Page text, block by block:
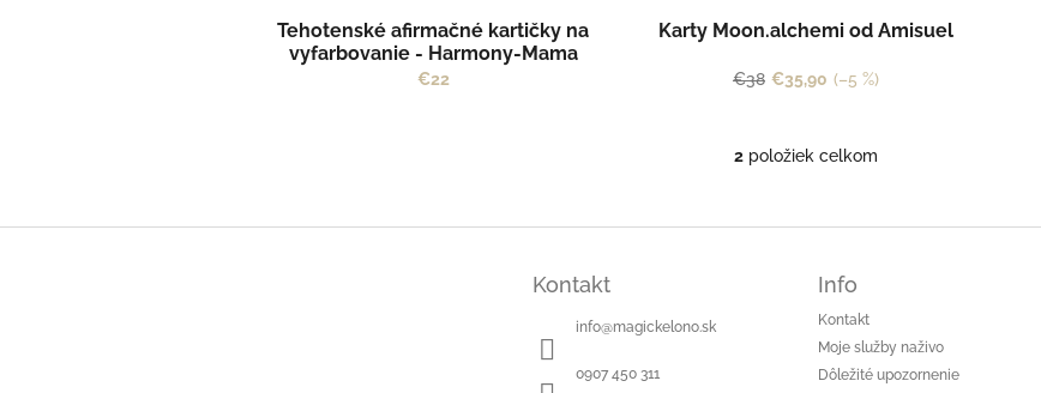
Tehotenské afirmačné kartičky na
vyfarbovanie - Harmony-Mama
€22
Karty Moon.alchemi od Amisuel
€38 €35,90 (–5 %)
O
á
2 položiek celkom
Kontakt
info@magickelono.sk
0907 450 311
Info
Kontakt
Moje služby naživo
Dôležité upozornenie